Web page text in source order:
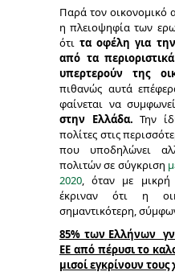
Παρά τον οικονομικό
η πλειοψηφία των
ότιτα οφέλη για
από τα
υπερτερούν της
πιθανώς αυτά
φαίνεται να συμφωνεί
στην Ελλάδα. Την
πολίτες στις
που υποδηλώνει
πολιτών σε σύγκριση
2020, όταν με μικρή
έκριναν ότι η
σημαντικότερη,
85% των Ελλήνων
ΕΕ από πέρυσι το
μισοί εγκρίνουν τους